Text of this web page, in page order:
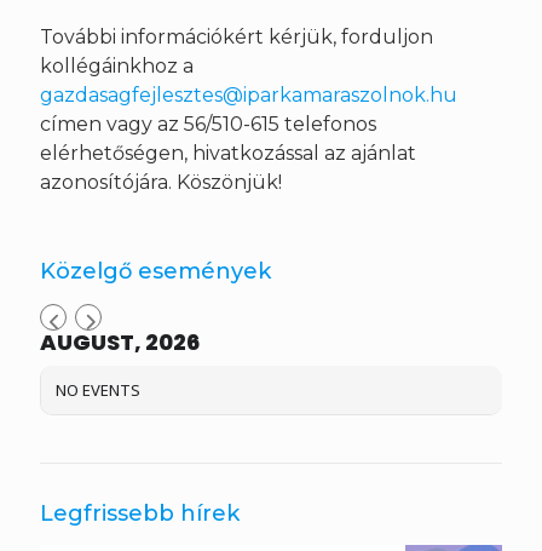
További információkért kérjük, forduljon
kollégáinkhoz a
gazdasagfejlesztes@iparkamaraszolnok.hu
címen vagy az 56/510-615 telefonos
elérhetőségen, hivatkozással az ajánlat
azonosítójára. Köszönjük!
Közelgő események
AUGUST, 2026
NO EVENTS
Legfrissebb hírek